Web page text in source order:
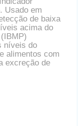
Usado em
de baixa
acima do
níveis do
alimentos com
excreção de